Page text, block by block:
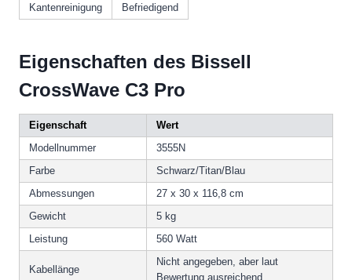
Kantenreinigung
Befriedigend
Eigenschaften des Bissell
CrossWave C3 Pro
Eigenschaft
Wert
Modellnummer
3555N
Farbe
Schwarz/Titan/Blau
Abmessungen
27 x 30 x 116,8 cm
Gewicht
5 kg
Leistung
560 Watt
Kabellänge
Nicht angegeben, aber laut
Bewertung ausreichend